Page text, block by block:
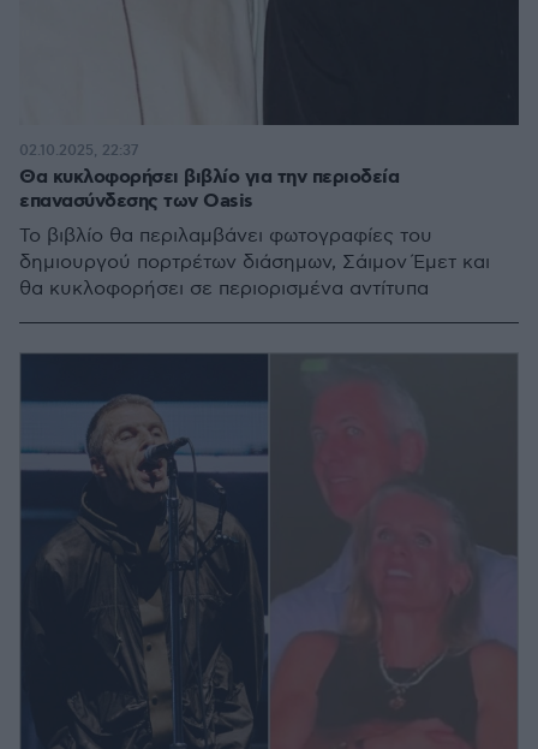
Θα κυκλοφορήσει βιβλίο για την περιοδεία
επανασύνδεσης των Oasis
Το βιβλίο θα περιλαμβάνει φωτογραφίες του
δημιουργού πορτρέτων διάσημων, Σάιμον Έμετ και
θα κυκλοφορήσει σε περιορισμένα αντίτυπα
02.10.2025, 22:37